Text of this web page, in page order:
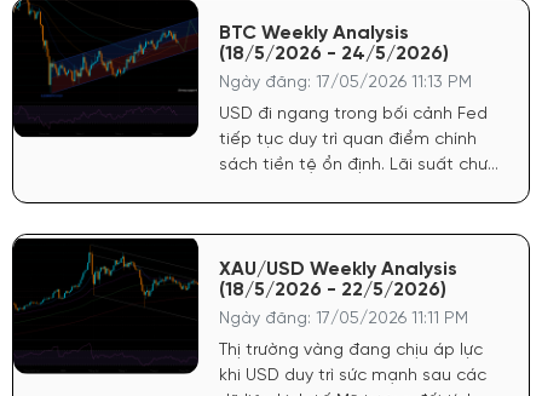
0.2% (thấp hơn dự báo 0.3%). Chỉ
số giá GDP sơ bộ cũng giảm còn
3.5% (dự báo 3.6%).
BTC Weekly Analysis
(18/5/2026 - 24/5/2026)
Ngày đăng: 17/05/2026 11:13 PM
USD đi ngang trong bối cảnh Fed
tiếp tục duy trì quan điểm chính
sách tiền tệ ổn định. Lãi suất chưa
lưu trú ở các tài sản rủi ro.
XAU/USD Weekly Analysis
(18/5/2026 - 22/5/2026)
Ngày đăng: 17/05/2026 11:11 PM
Thị trường vàng đang chịu áp lực
khi USD duy trì sức mạnh sau các